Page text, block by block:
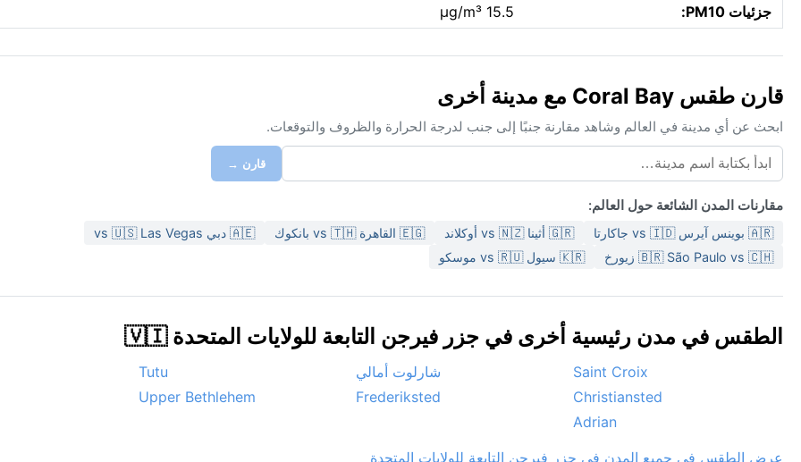
جزئيات PM10:
15.5 µg/m³
قارن طقس Coral Bay مع مدينة أخرى
ابحث عن أي مدينة في العالم وشاهد مقارنة جنبًا إلى جنب لدرجة الحرارة والظروف والتوقعات.
قارن →
مقارنات المدن الشائعة حول العالم:
🇦🇷 بوينس آيرس vs 🇮🇩 جاكارتا 🇬🇷 أثينا vs 🇳🇿 أوكلاند 🇪🇬 القاهرة vs 🇹🇭 بانكوك
🇦🇪 دبي vs 🇺🇸 Las Vegas
🇧🇷 São Paulo vs 🇨🇭 زيورخ
🇰🇷 سيول vs 🇷🇺 موسكو
الطقس في مدن رئيسية أخرى في جزر فيرجن التابعة للولايات المتحدة 🇻🇮
Saint Croix شارلوت أمالي Tutu
Christiansted
Frederiksted
Upper Bethlehem
Adrian
عرض الطقس في جميع المدن في جزر فيرجن التابعة للولايات المتحدة